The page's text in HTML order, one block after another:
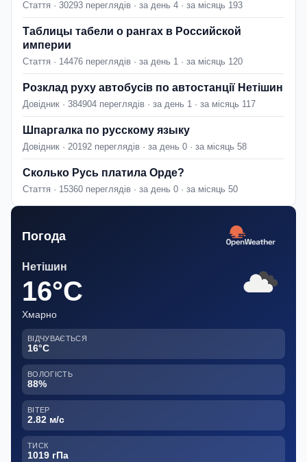
Стаття · 30293 переглядів · за день 4 · за місяць 193
Таблицы табели о рангах в Российской
империи
Стаття · 14476 переглядів · за день 1 · за місяць 120
Розклад руху автобусів по автостанції Нетішин
Довідник · 384904 переглядів · за день 1 · за місяць 117
Шпаргалка по русскому языку
Довідник · 20192 переглядів · за день 0 · за місяць 58
Сколько Русь платила Орде?
Стаття · 15360 переглядів · за день 0 · за місяць 50
Погода
Нетішин
16°C
Хмарно
ВІДЧУВАЄТЬСЯ
16°C
ВОЛОГІСТЬ
88%
ВІТЕР
2.82 м/с
ТИСК
1019 гПа